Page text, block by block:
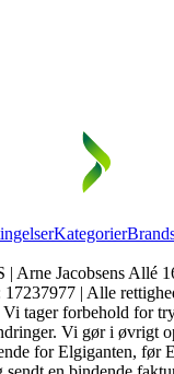
Kategorier
Arne Jacobsens Allé
| Alle
tager forbehold for
Vi gør i øvrigt
for Elgiganten, før